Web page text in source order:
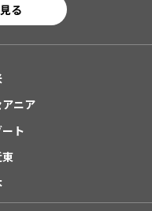
る
ニア
ート